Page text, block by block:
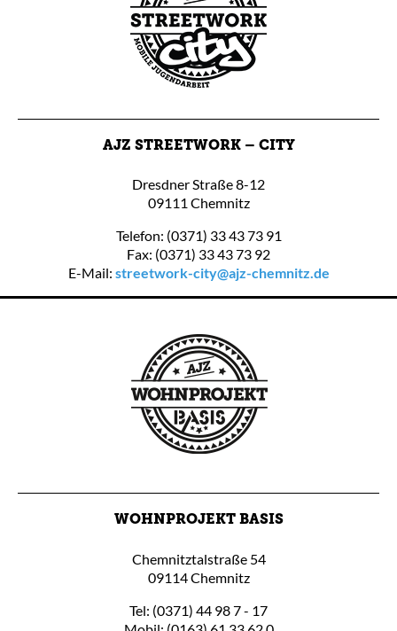
AJZ STREETWORK – CITY
Dresdner Straße 8-12
09111 Chemnitz
Telefon: (0371) 33 43 73 91
Fax: (0371) 33 43 73 92
E-Mail: streetwork-city@ajz-chemnitz.de
WOHNPROJEKT BASIS
Chemnitztalstraße 54
09114 Chemnitz
Tel: (0371) 44 98 7 - 17